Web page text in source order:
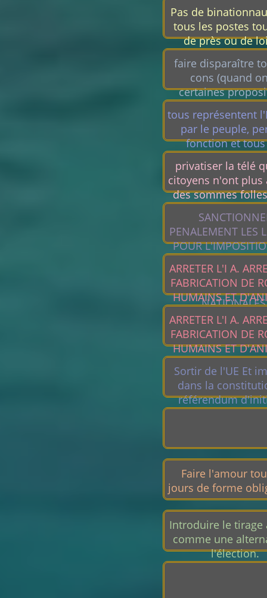
Pas de
tous les postes
de près ou de
faire disparaître
cons (quand
certaines
tous représentent
par le peuple,
fonction et tous
avantages à la
privatiser la télé
citoyens n'ont plus
des sommes
nuls
PENALEMENT LES
POUR
PESTICIDES.
LES LOBBYS A NE
MELER DES
ARRETER L'I A.
FABRICATION DE
HUMAINS ET
ET
ARRETER L'I A.
FABRICATION DE
HUMAINS ET
ET
Sortir de l'UE Et
dans la
référendum
populaire si une
Faire l'amour
jours de forme
Introduire le tirage
comme une
l'élection.